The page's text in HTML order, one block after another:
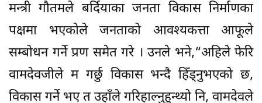
मन्त्री गौतमले बर्दियाका जनता विकास निर्माणका
पक्षमा भएकोले जनताको आवश्यकत्ता आफूले
सम्बोधन गर्ने प्रण समेत गरे । उनले भने,“अहिले फेरि
वामदेवजीले म गर्छु विकास भन्दै हिँड्नुभएको छ,
विकास गर्ने भए त उहाँले गरिहाल्नुहुन्थ्यो नि, वामदेवले